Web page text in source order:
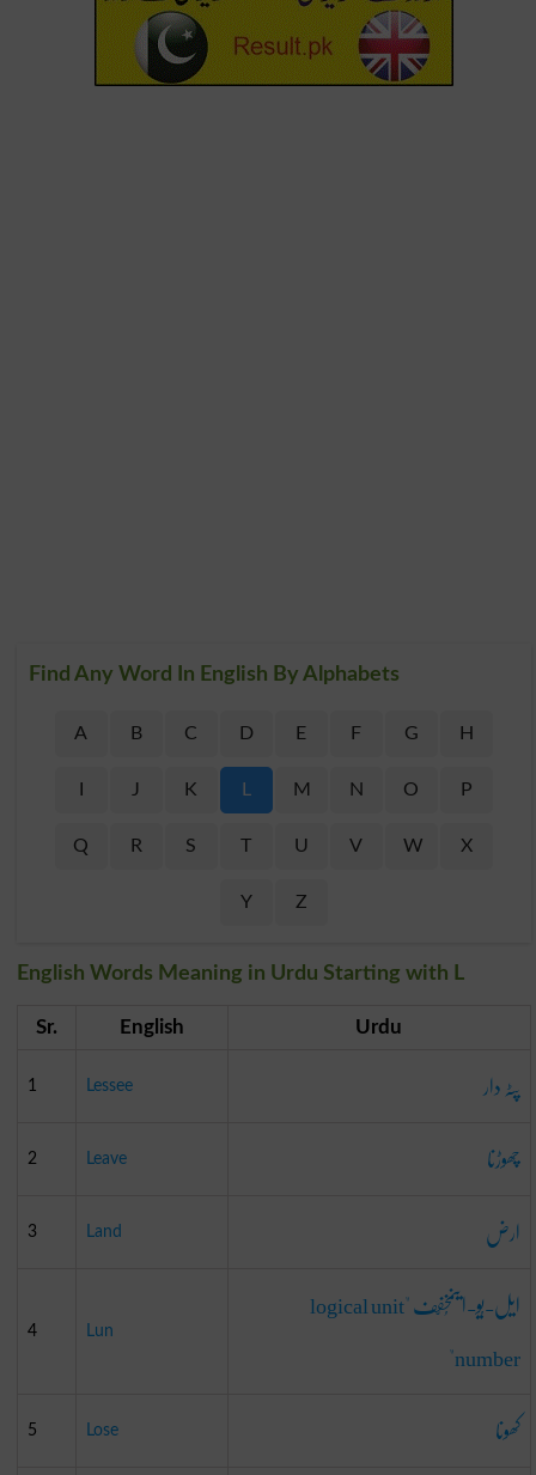
Find Any Word In English By Alphabets
A B C D E F G H
J K M N O P
Q R S T U V W X
Y Z
English Words Meaning in Urdu Starting with L
Sr. English Urdu
1 Lessee پٹہ دار
2 Leave چھوڑنا
3 Land ارض
4 Lun
ایل-یُو-اینمُخفّف "logical unit
number"
5 Lose کھونا